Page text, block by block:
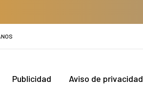
Publicidad Aviso de privacidad